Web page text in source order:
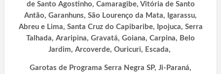
de Santo Agostinho, Camaragibe, Vitória de Santo
Antão, Garanhuns, São Lourenço da Mata, Igarassu,
Abreu e Lima, Santa Cruz do Capibaribe, Ipojuca, Serra
Talhada, Araripina, Gravatá, Goiana, Carpina, Belo
Jardim, Arcoverde, Ouricuri, Escada,
Garotas de Programa Serra Negra SP, Ji-Paraná,